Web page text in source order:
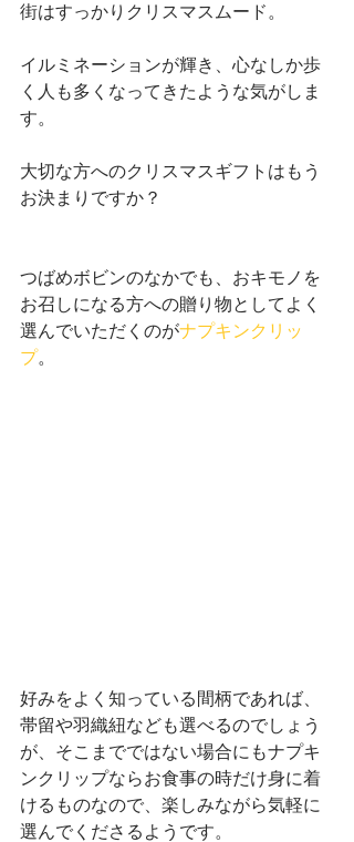
街はすっかりクリスマスムード。
イルミネーションが輝き、心なしか歩
く人も多くなってきたような気がしま
す。
大切な方へのクリスマスギフトはもう
お決まりですか？
つばめボビンのなかでも、おキモノを
お召しになる方への贈り物としてよく
選んでいただくのがナプキンクリッ
プ。
好みをよく知っている間柄であれば、
帯留や羽織紐なども選べるのでしょう
が、そこまでではない場合にもナプキ
ンクリップならお食事の時だけ身に着
けるものなので、楽しみながら気軽に
選んでくださるようです。